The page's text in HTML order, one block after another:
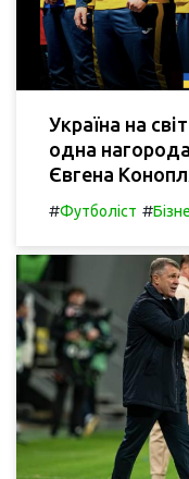
Україна на
одна
Євгена
#Футболіст #